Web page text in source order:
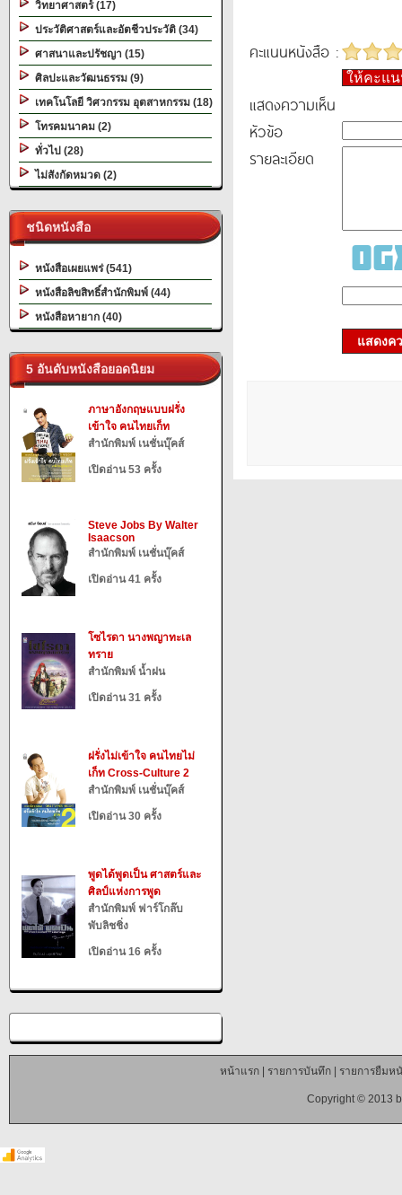
วิทยาศาสตร์ (17)
ประวัติศาสตร์และอัตชีวประวัติ (34)
ศาสนาและปรัชญา (15)
ศิลปะและวัฒนธรรม (9)
เทคโนโลยี วิศวกรรม อุตสาหกรรม (18)
โทรคมนาคม (2)
ทั่วไป (28)
ไม่สังกัดหมวด (2)
ชนิดหนังสือ
หนังสือเผยแพร่ (541)
หนังสือลิขสิทธิ์สำนักพิมพ์ (44)
หนังสือหายาก (40)
5 อันดับหนังสือยอดนิยม
ภาษาอังกฤษแบบฝรั่ง
เข้าใจ คนไทยเก็ท
สำนักพิมพ์ เนชั่นบุ๊คส์
เปิดอ่าน 53 ครั้ง
Steve Jobs By Walter
Isaacson
สำนักพิมพ์ เนชั่นบุ๊คส์
เปิดอ่าน 41 ครั้ง
โซไรดา นางพญาทะเล
ทราย
สำนักพิมพ์ น้ำฝน
เปิดอ่าน 31 ครั้ง
ฝรั่งไม่เข้าใจ คนไทยไม่
เก็ท Cross-Culture 2
สำนักพิมพ์ เนชั่นบุ๊คส์
เปิดอ่าน 30 ครั้ง
พูดได้พูดเป็น ศาสตร์และ
ศิลป์แห่งการพูด
สำนักพิมพ์ ฟาร์โกล๊บ
พับลิชชิ่ง
เปิดอ่าน 16 ครั้ง
คะแนนหนังสือ :
ให้คะแ
แสดงความเห็น
หัวข้อ
รายละเอียด
แสดงค
หน้าแรก| รายการบันทึก| รายการยืมห
Copyright © 2013